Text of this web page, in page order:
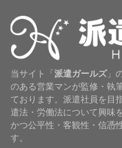
当サイト「 派遣ガールズ」
のある営業マンが監修・執筆
ております。派遣社員を目
遣法・労働法について興味
かつ公平性・客観性・信憑
す。